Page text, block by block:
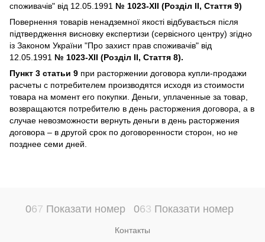
споживачів" від 12.05.1991 № 1023-XII (Розділ II, Стаття 9)
Повернення товарів ненадземної якості відбувається після
підтвердження висновку експертизи (сервісного центру) згідно
із Законом України "Про захист прав споживачів" від
12.05.1991 № 1023-XII (Розділ II, Стаття 8).
Пункт 3 статьи 9 при расторжении договора купли-продажи
расчеты с потребителем производятся исходя из стоимости
товара на момент его покупки. Деньги, уплаченные за товар,
возвращаются потребителю в день расторжения договора, а в
случае невозможности вернуть деньги в день расторжения
договора – в другой срок по договоренности сторон, но не
позднее семи дней.
067 Показати номер 063 Показати номер
Контакты